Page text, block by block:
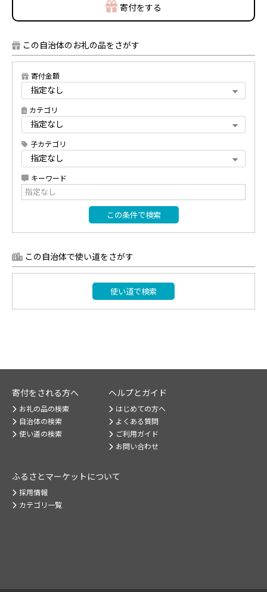
寄付をする
この自治体のお礼の品をさがす
寄付金額
カテゴリ
子カテゴリ
キーワード
この条件で検索
この自治体で使い道をさがす
使い道で検索
寄付をされる方へ
お礼の品の検索
自治体の検索
使い道の検索
ヘルプとガイド
はじめての方へ
よくある質問
ご利用ガイド
お問い合わせ
ふるさとマーケット について
採用情報
カテゴリ一覧